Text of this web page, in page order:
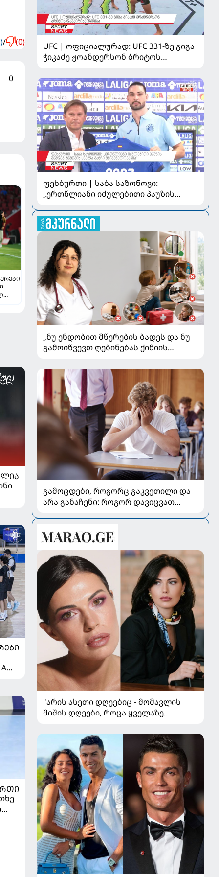
/ (0)
0
UFC | ოფიციალურად: UFC 331-ზე გიგა
ჭიკაძე ჟოანდერსონ ბრიტოს
ფეხბურთი | საბა საზონოვი:
„ერთწლიანი იძულებითი პაუზის
მნიშვნელოვანია“
„ნუ ენდობით მწერების ბადეს და ნუ
გამოიწვევთ ღებინებას ქიმიის
ბავშვი კრიტიკულ სიტუაციაში,
პედიატრ სალომე ახვლედიანის
რჩევები
გამოცდები, როგორც გაკვეთილი და
არა განაჩენი: როგორ დავიცვათ
"არის ასეთი დღეებიც - მომავლის
შიშის დღეები, როცა ყველაზე
ონაშვილის წერილი